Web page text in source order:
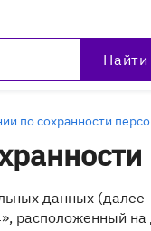
Найти
по сохранности
данных
расположенный